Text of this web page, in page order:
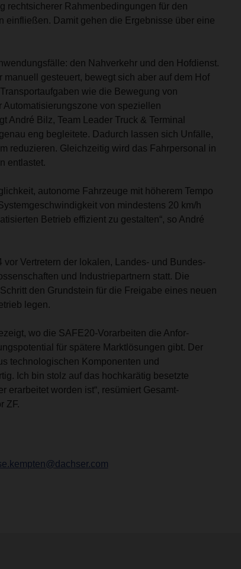
rechtsicherer Rahmenbedingungen für den
einfließen. Damit gehen die Ergebnisse über eine
den Nahverkehr und den Hofdienst.
gesteuert, bewegt sich aber auf dem Hof
wie die Bewegung von
von speziellen
André Bilz, Team Leader Truck & Terminal
eng begleitete. Dadurch lassen sich Unfälle,
reduzieren. Gleichzeitig wird das Fahrpersonal in
entlastet.
autonome Fahrzeuge mit höherem Tempo
von mindestens 20 km/h
Betrieb effizient zu gestalten“, so André
Vertretern der lokalen, Landes- und Bundes-
und Industriepartnern statt. Die
den Grundstein für die Freigabe eines neuen
legen.
wo die SAFE20-Vorarbeiten die Anfor-
für spätere Marktlösungen gibt. Der
technologischen Komponenten und
Ich bin stolz auf das hochkarätig besetzte
erarbeitet worden ist“, resümiert Gesamt-
ZF.